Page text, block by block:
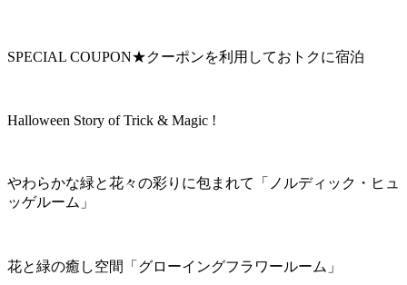
SPECIAL COUPON★クーポンを利用しておトクに宿泊
Halloween Story of Trick & Magic !
やわらかな緑と花々の彩りに包まれて「ノルディック・ヒュ
ッゲルーム」
花と緑の癒し空間「グローイングフラワールーム」